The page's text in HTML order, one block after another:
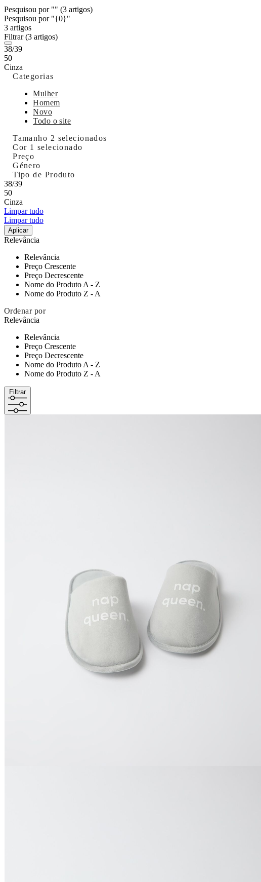
Pesquisou por "" (3 artigos)
Pesquisou por "{0}"
3 artigos
Filtrar(3 artigos)
38/39
50
Cinza
Categorias
Mulher
Homem
Novo
Todo o site
Tamanho 2 selecionados
Cor 1 selecionado
Preço
Género
Tipo de Produto
38/39
50
Cinza
Limpar tudo
Limpar tudo
Aplicar
Relevância
Relevância
Preço Crescente
Preço Decrescente
Nome do Produto A - Z
Nome do Produto Z - A
Ordenar por
Relevância
Relevância
Preço Crescente
Preço Decrescente
Nome do Produto A - Z
Nome do Produto Z - A
Filtrar